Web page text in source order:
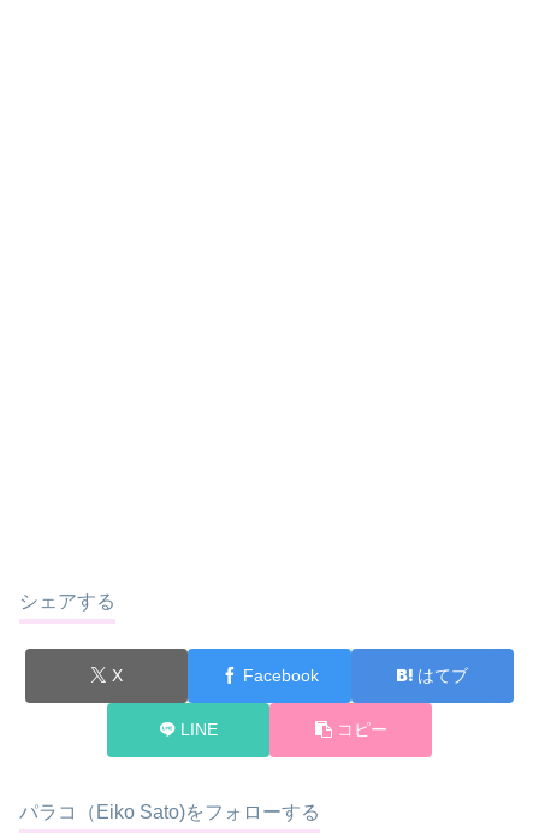
シェアする
X Facebook はてブ
LINE コピー
パラコ（Eiko Sato)をフォローする